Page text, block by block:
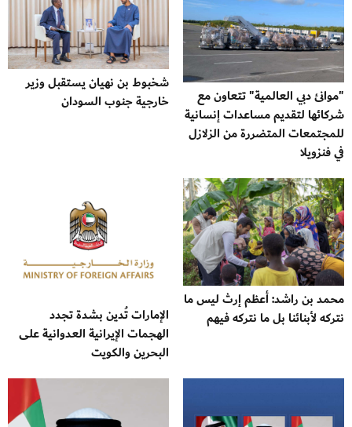
"موانئ دبي العالمية" تتعاون مع
شركائها لتقديم مساعدات إنسانية
للمجتمعات المتضررة من الزلازل
في فنزويلا
شخبوط بن نهيان يستقبل وزير
خارجية جنوب السودان
محمد بن راشد: أعظم إرث ليس ما
نتركه لأبنائنا بل ما نتركه فيهم
الإمارات تُدين بشدة تجدد
الهجمات الإيرانية العدوانية على
البحرين والكويت